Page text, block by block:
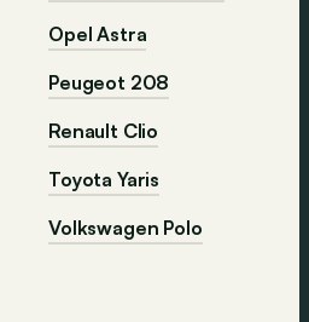
Opel Astra
Peugeot 208
Renault Clio
Toyota Yaris
Volkswagen Polo